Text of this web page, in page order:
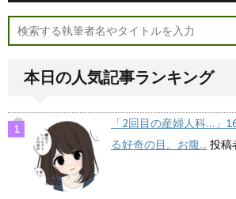
本日の人気記事ランキング
「2回目の産婦人科…」
る好奇の目。お腹... 投稿